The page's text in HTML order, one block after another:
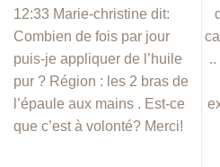
12:33 Marie-christine dit:
Combien de fois par jour
puis-je appliquer de l’huile
pur ? Région : les 2 bras de
l’épaule aux mains . Est-ce
que c’est à volonté? Merci!